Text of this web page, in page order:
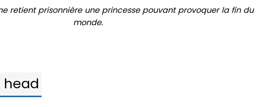
retient prisonnière une princesse pouvant provoquer la fin du
monde.
head